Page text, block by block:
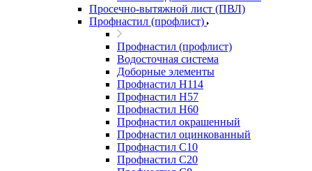
Просечно-вытяжной лист (ПВЛ)
Профнастил (профлист)
Профнастил (профлист)
Водосточная система
Доборные элементы
Профнастил Н114
Профнастил Н57
Профнастил Н60
Профнастил окрашенный
Профнастил оцинкованный
Профнастил С10
Профнастил С20